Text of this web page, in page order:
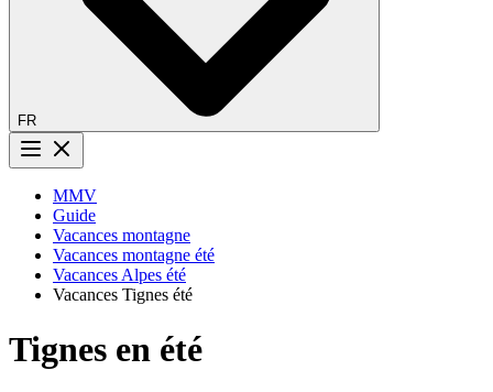
FR
Bouton menu
MMV
Guide
Vacances montagne
Vacances montagne été
Vacances Alpes été
Vacances Tignes été
Tignes en été